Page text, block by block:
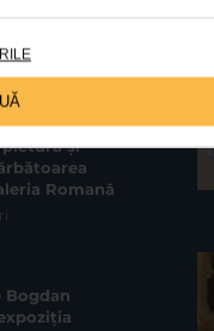
și
Romană
Bogdan